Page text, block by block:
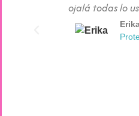
ojalá todas lo